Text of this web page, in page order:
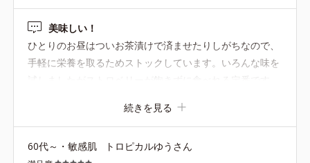
美味しい！
ひとりのお昼はついお茶漬けで済ませたりしがちなので、
手軽に栄養を取るためストックしています。いろんな味を
試しましたがストロベリーが飽きずに食べれる定番です。
続きを見る
60代～・敏感肌 トロピカルゆうさん